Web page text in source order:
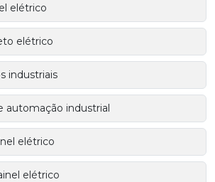
elétrico
elétrico
industriais
automação industrial
elétrico
elétrico